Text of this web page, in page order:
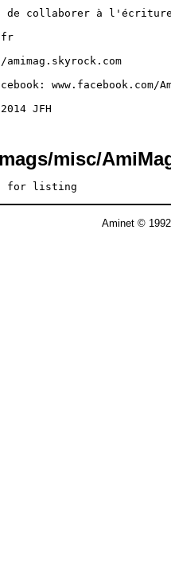
de collaborer à
www.facebook.com/
JFH
misc/
for listing
Aminet ©